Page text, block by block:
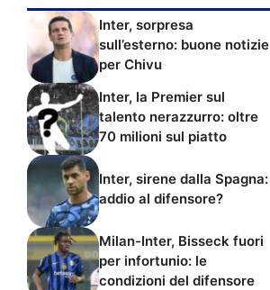
Inter, sorpresa
sull’esterno: buone notizie
per Chivu
Inter, la Premier sul
talento nerazzurro: oltre
70 milioni sul piatto
Inter, sirene dalla Spagna:
addio al difensore?
Milan-Inter, Bisseck fuori
per infortunio: le
condizioni del difensore